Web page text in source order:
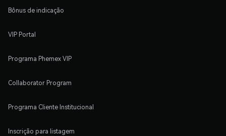
Bônus de indicação
VIP Portal
Programa Phemex VIP
Collaborator Program
Programa Cliente Institucional
Inscrição para listagem